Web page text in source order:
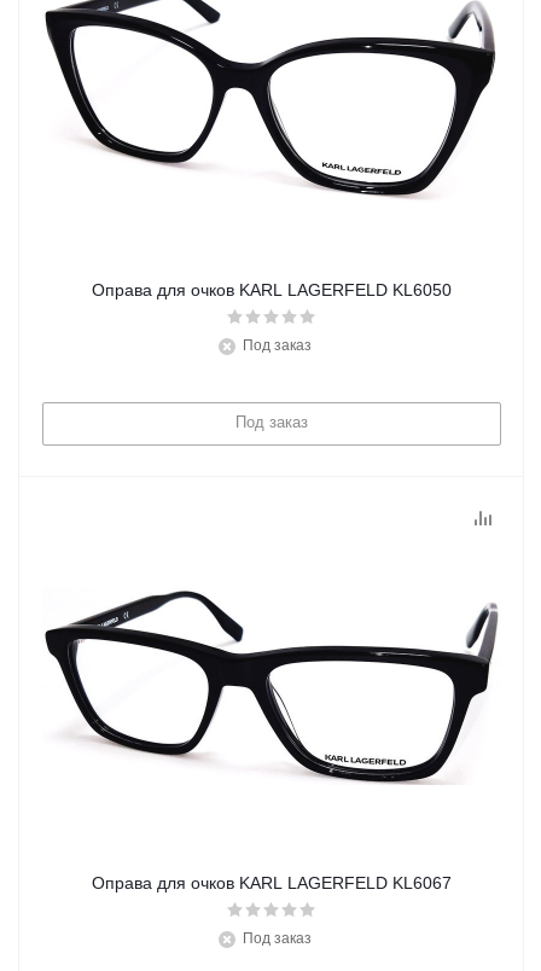
Оправа для очков KARL LAGERFELD KL6050
Под заказ
Под заказ
Оправа для очков KARL LAGERFELD KL6067
Под заказ